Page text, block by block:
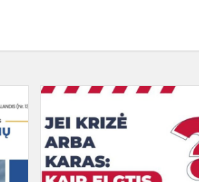
Balandžio
mėnesio
visuomenės
sveikatos
specialistės
sveikat...